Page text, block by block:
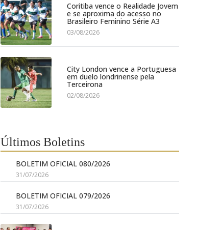
Coritiba vence o Realidade Jovem
e se aproxima do acesso no
Brasileiro Feminino Série A3
03/08/2026
City London vence a Portuguesa
em duelo londrinense pela
Terceirona
02/08/2026
Últimos Boletins
BOLETIM OFICIAL 080/2026
31/07/2026
BOLETIM OFICIAL 079/2026
31/07/2026